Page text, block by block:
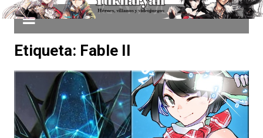
Etiqueta: Fable II